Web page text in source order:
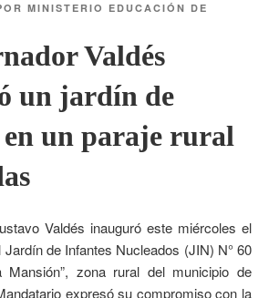
MINISTERIO EDUCACIÓN DE
Valdés
un jardín de
un paraje rural
Valdés inauguró este miércoles el
Jardín de Infantes Nucleados (JIN) N° 60
Mansión”, zona rural del municipio de
expresó su compromiso con la